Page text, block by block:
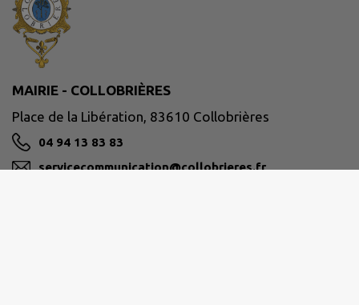
MAIRIE - COLLOBRIÈRES
Place de la Libération, 83610 Collobrières
04 94 13 83 83
servicecommunication@collobrieres.fr